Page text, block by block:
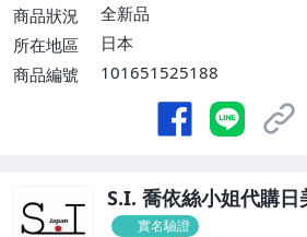
商品狀況
全新品
所在地區
日本
商品編號
101651525188
S.I. 喬依絲小姐代購日
實名驗證